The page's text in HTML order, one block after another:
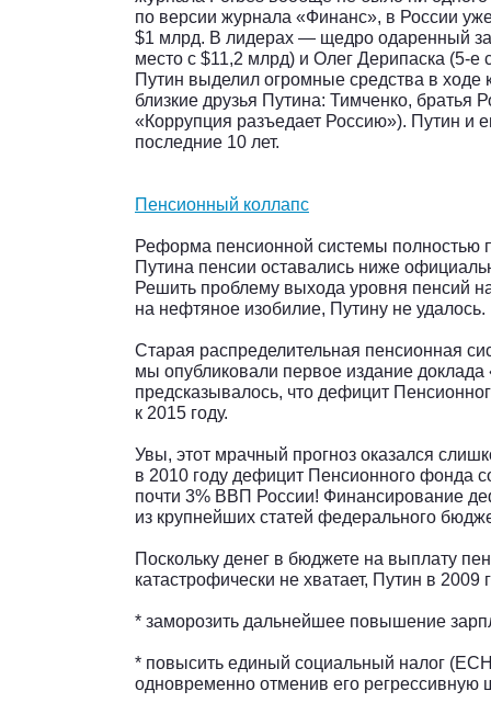
по версии журнала «Финанс», в России
$1 млрд. В лидерах — щедро одаренный
место с $11,2 млрд) и Олег Дерипаска (5-
Путин выделил огромные средства в
близкие друзья Путина: Тимченко, братья
«Коррупция разъедает Россию»). Путин и
последние 10 лет.
Пенсионный коллапс
Реформа пенсионной системы полностью
Путина пенсии оставались ниже
Решить проблему выхода уровня пенсий
на нефтяное изобилие, Путину не удалось.
Старая распределительная пенсионная
мы опубликовали первое издание доклада
предсказывалось, что дефицит
к 2015 году.
Увы, этот мрачный прогноз оказался
в 2010 году дефицит Пенсионного фонда
почти 3% ВВП России! Финансирование
из крупнейших статей федерального
Поскольку денег в бюджете на выплату
катастрофически не хватает, Путин в
* заморозить дальнейшее повышение
* повысить единый социальный налог
одновременно отменив его регрессивную